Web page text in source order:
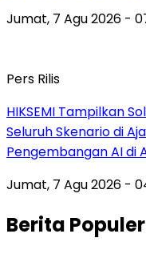
Jumat, 7 Agu 2026 -
Pers Rilis
HIKSEMI Tampilkan
Seluruh Skenario di
Pengembangan AI di
Jumat, 7 Agu 2026 -
Berita Populer